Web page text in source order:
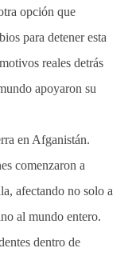
opción que
para detener esta
reales detrás
apoyaron su
en Afganistán.
comenzaron a
afectando no solo a
al mundo entero.
dentro de